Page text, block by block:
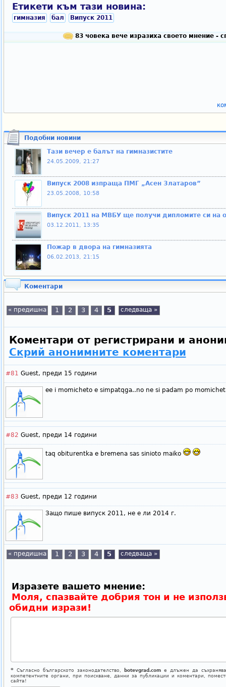
Етикети към тази новина:
гимназия бал Випуск 2011
83 човека вече изразиха своето мнение -
Подобни новини
Тази вечер е балът на гимназистите
24.05.2009, 21:27
Випуск 2008 изпраща ПМГ „Асен Златаров”
23.05.2008, 10:58
Випуск 2011 на МВБУ ще получи дипломите си
03.12.2011, 13:35
Пожар в двора на гимназията
06.02.2013, 21:15
Коментари
« предишна 1 2 3 4 5 следваща »
Коментари от регистрирани и
Скрий анонимните коментари
#81 Guest, преди 15 години
ee i momicheto e simpatqga..no ne si padam po
#82 Guest, преди 14 години
taq obiturentka e bremena sas sinioto maiko
#83 Guest, преди 12 години
Защо пише випуск 2011, не е ли 2014 г.
« предишна 1 2 3 4 5 следваща »
Изразете вашето мнение:
Моля, спазвайте добрия тон и не
обидни изрази!
*Съгласно българското законодателство, botevgrad.comе длъжен да
компетентните органи, при поискване, данни за публикации и коментари,
сайта!